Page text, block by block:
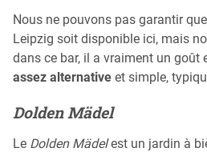
Nous ne pouvons pas garantir
Leipzig soit disponible ici, mais
dans ce bar, il a vraiment un goût
assez alternative et simple,
Dolden Mädel
Le Dolden Mädelest un jardin à